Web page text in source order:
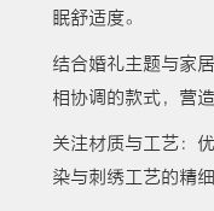
眠舒适度。
结合婚礼主题与家
相协调的款式，营造
关注材质与工艺：
染与刺绣工艺的精细